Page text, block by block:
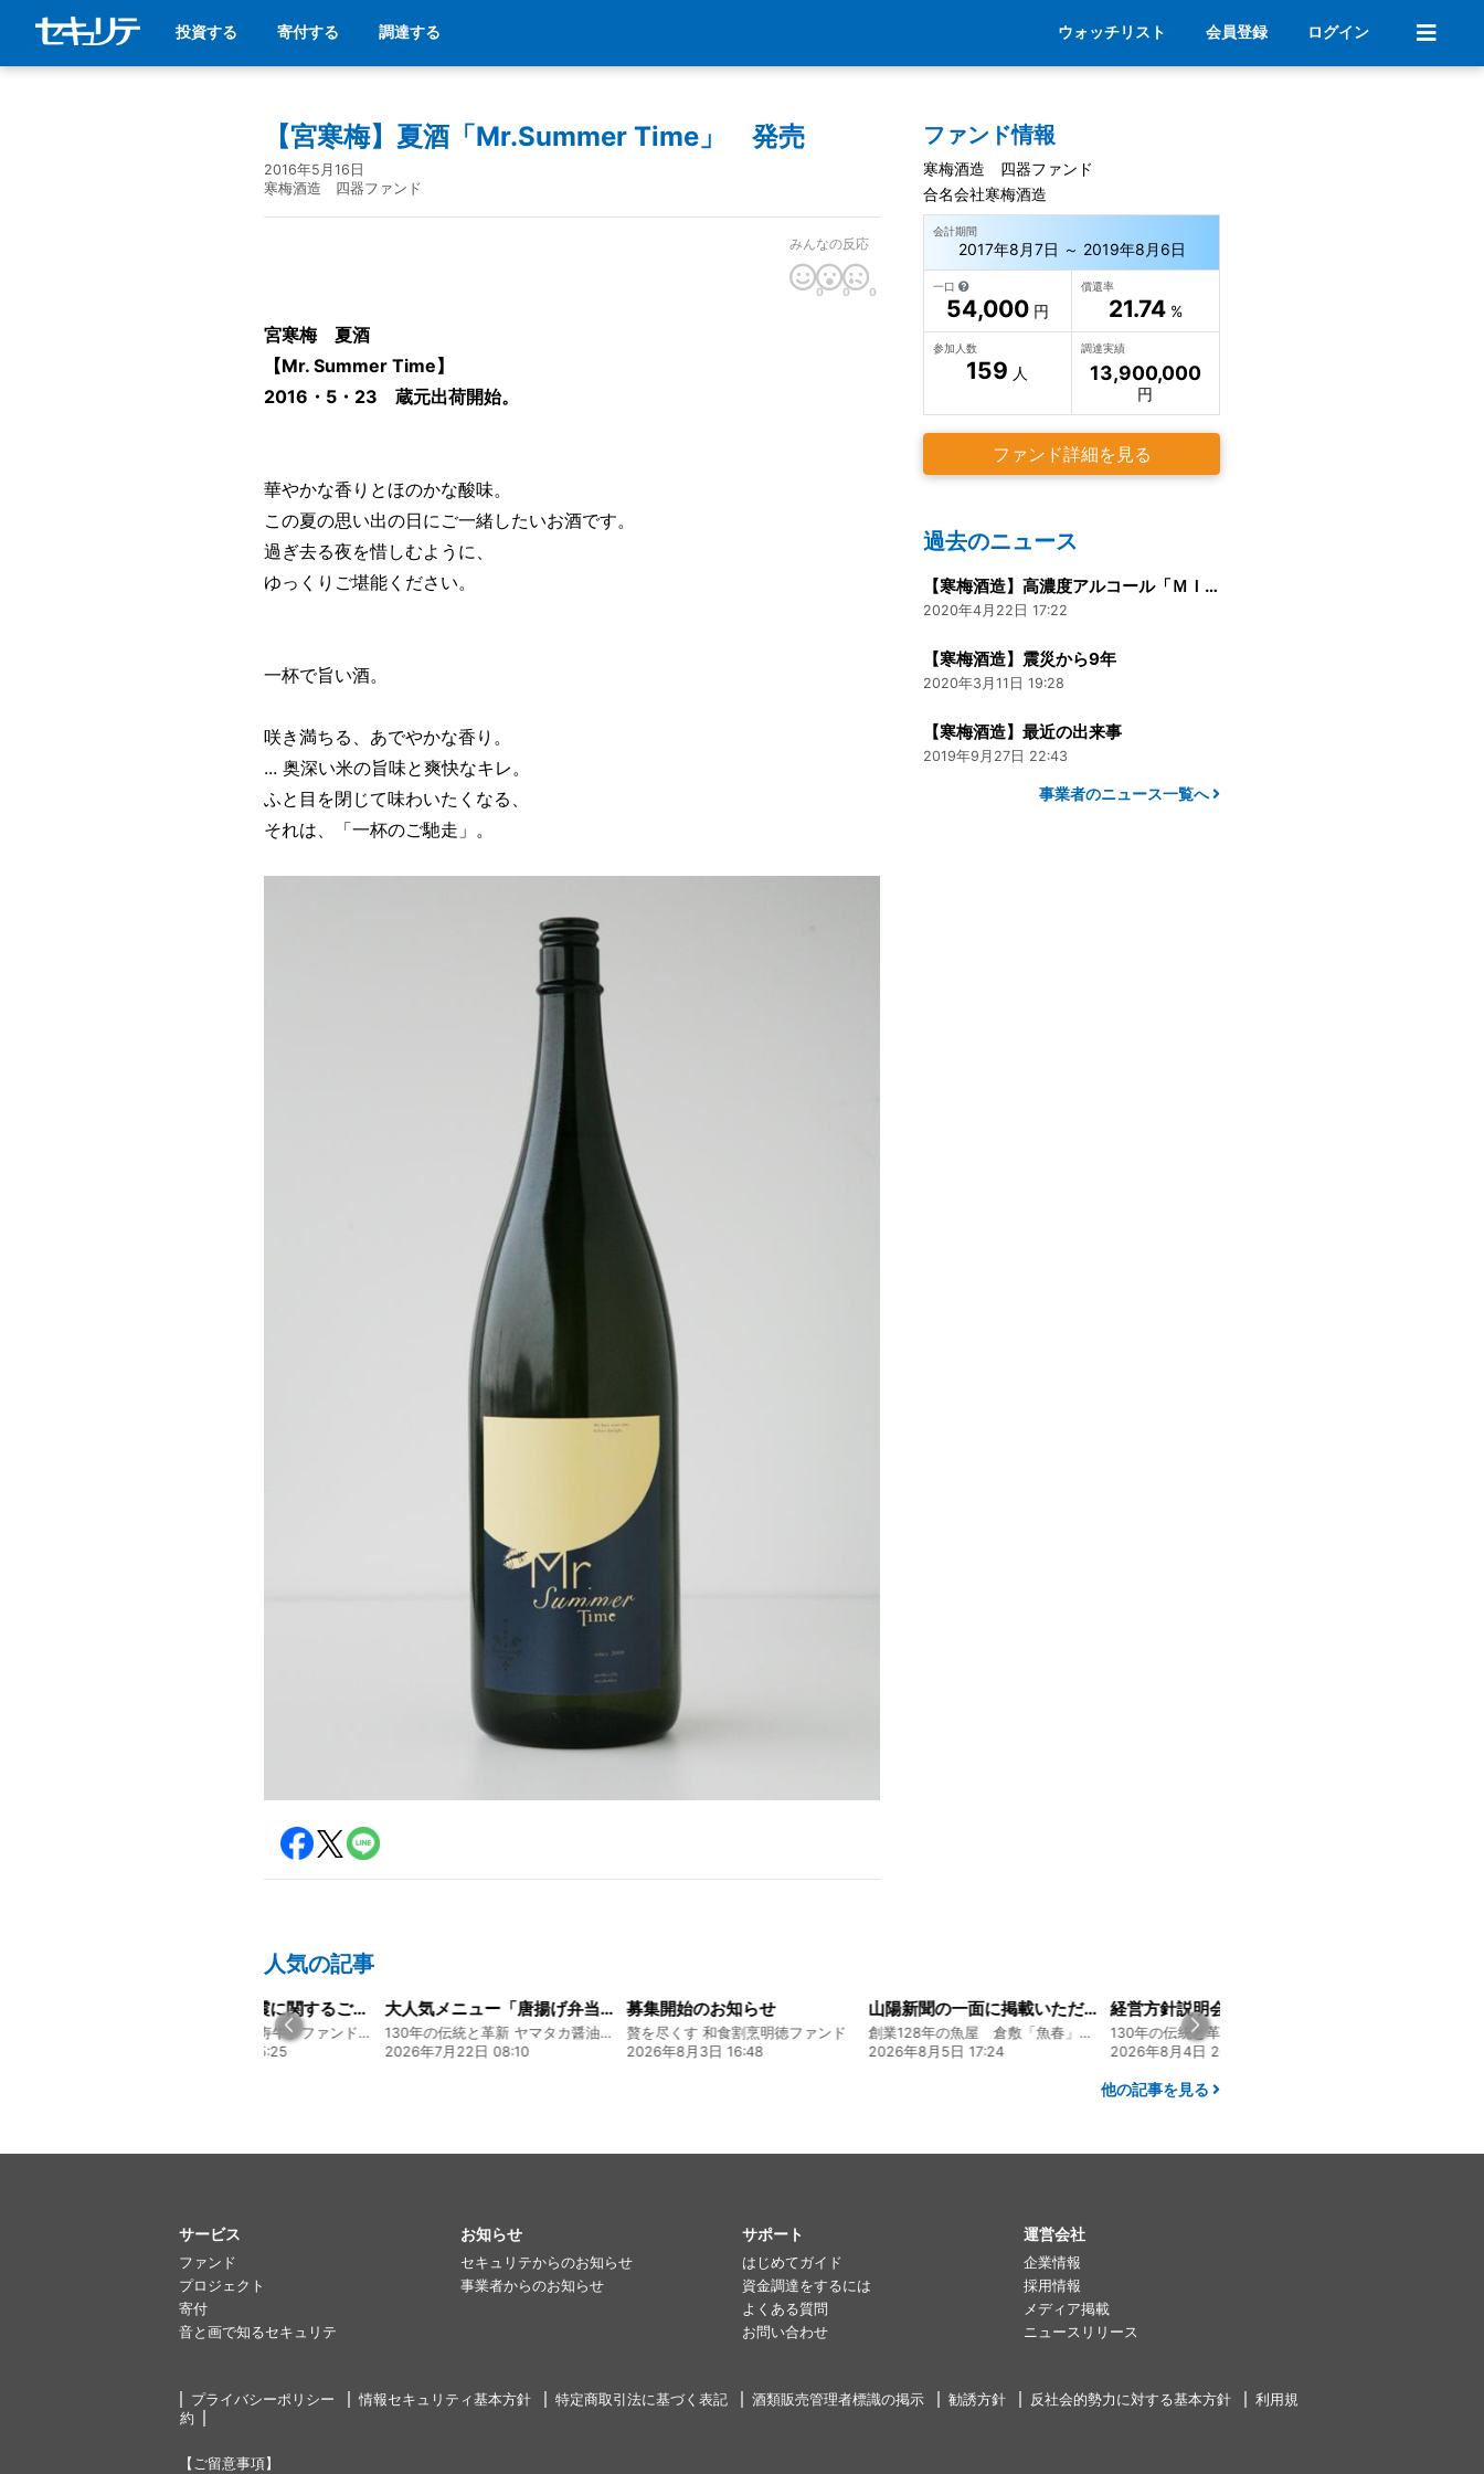
投資する 寄付する 調達する ウォッチリスト 会員登録 ログイン
【宮寒梅】夏酒「Mr.Summer Time」 発売
2016年5月16日
寒梅酒造 四器ファンド
みんなの反応
0 0 0
宮寒梅 夏酒
【Mr. Summer Time】
2016・5・23 蔵元出荷開始。
華やかな香りとほのかな酸味。
この夏の思い出の日にご一緒したいお酒です。
過ぎ去る夜を惜しむように、
ゆっくりご堪能ください。
一杯で旨い酒。
咲き満ちる、あでやかな香り。
... 奥深い米の旨味と爽快なキレ。
ふと目を閉じて味わいたくなる、
それは、「一杯のご馳走」。
ファンド情報
寒梅酒造 四器ファンド
合名会社寒梅酒造
会計期間
2017年8月7日 ～ 2019年8月6日
一口
54,000円
償還率
21.74%
参加人数
159 人
調達実績
13,900,000
円
ファンド詳細を見る
過去のニュース
【寒梅酒造】高濃度アルコール「ＭＩＹＡＣＬＥＡＮ５８」300ml
2020年4月22日 17:22
【寒梅酒造】震災から9年
2020年3月11日 19:28
【寒梅酒造】最近の出来事
2019年9月27日 22:43
事業者のニュース一覧へ
人気の記事
令和8年熊本地震に関するご報告
熊本 あか牛「延寿牛」ファンド2026
2026年7月30日 15:25
大人気メニュー「唐揚げ弁当」のレシピをご紹介します！
130年の伝統と革新 ヤマタカ醤油ファンド
2026年7月22日 08:10
募集開始のお知らせ
贅を尽くす 和食割烹明徳ファンド
2026年8月3日 16:48
山陽新聞の一面に掲載いただきました！
創業128年の魚屋 倉敷「魚春」ファンド
2026年8月5日 17:24
2026年8月4日 20:00
他の記事を見る
サービス
ファンド
プロジェクト
寄付
音と画で知るセキュリテ
お知らせ
セキュリテからのお知らせ
事業者からのお知らせ
サポート
はじめてガイド
資金調達をするには
よくある質問
お問い合わせ
運営会社
企業情報
採用情報
メディア掲載
ニュースリリース
プライバシーポリシー 情報セキュリティ基本方針 特定商取引法に基づく表記 酒類販売管理者標識の掲示 勧誘方針 反社会的勢力に対する基本方針
利用規
約
【ご留意事項】